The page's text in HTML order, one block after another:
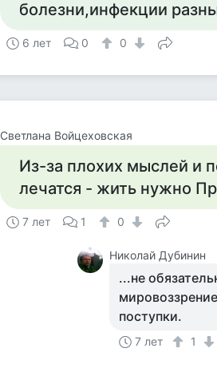
болезни,инфекции
6 лет 0 0
Светлана Войцеховская
Из-за плохих мыслей и
лечатся - жить нужно
7 лет 1 0
Николай Дубинин
...не
поступки.
7 лет 1